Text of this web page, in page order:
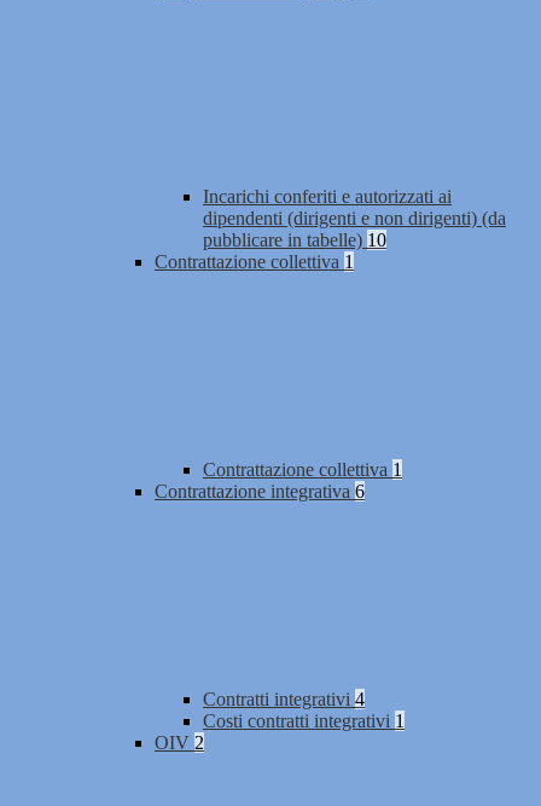
Incarichi conferiti e autorizzati ai
dipendenti (dirigenti e non dirigenti) (da
pubblicare in tabelle) 10
Contrattazione collettiva 1
Contrattazione collettiva 1
Contrattazione integrativa 6
Contratti integrativi 4
Costi contratti integrativi 1
OIV 2